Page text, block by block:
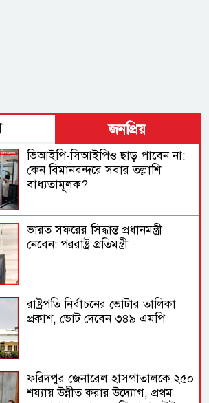
জনপ্রিয়
ভিআইপি-সিআইপিও ছাড় পাবেন না:
কেন বিমানবন্দরে সবার তল্লাশি
বাধ্যতামূলক?
ভারত সফরের সিদ্ধান্ত প্রধানমন্ত্রী
নেবেন: পররাষ্ট্র প্রতিমন্ত্রী
রাষ্ট্রপতি নির্বাচনের ভোটার তালিকা
প্রকাশ, ভোট দেবেন ৩৪৯ এমপি
ফরিদপুর জেনারেল হাসপাতালকে ২৫০
শয্যায় উন্নীত করার উদ্যোগ, প্রথম